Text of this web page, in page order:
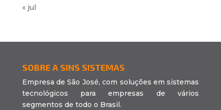
« jul
SOBRE A SINS SISTEMAS
Empresa de São José, com soluções em sistemas
tecnológicos para empresas de vários
segmentos de todo o Brasil.